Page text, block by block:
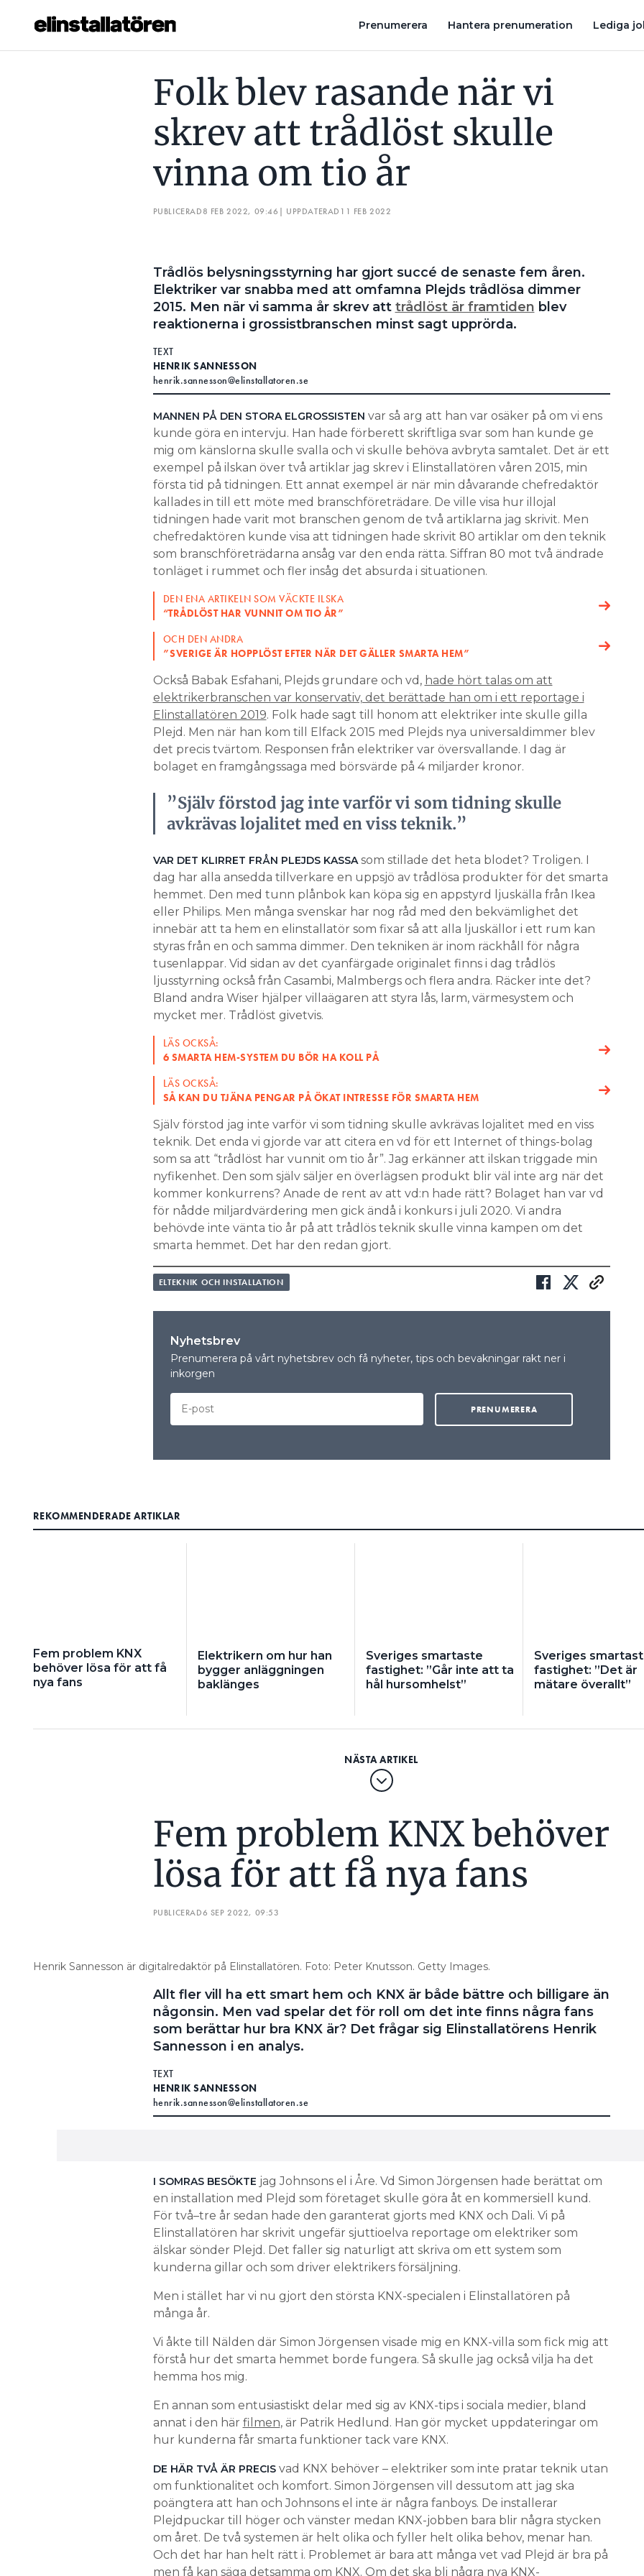
Prenumerera Hantera prenumeration Lediga
Hantera prenumeration
Folk blev rasande när vi
skrev att trådlöst skulle
vinna om tio år
PUBLICERAD8 FEB 2022, 09:46 | UPPDATERAD 11 FEB 2022
Trådlös belysningsstyrning har gjort succé de senaste fem åren.
Elektriker var snabba med att omfamna Plejds trådlösa dimmer
2015. Men när vi samma år skrev att trådlöst är framtiden blev
reaktionerna i grossistbranschen minst sagt upprörda.
TEXT
HENRIK SANNESSON
henrik.sannesson@elinstallatoren.se
MANNEN PÅ DEN STORA ELGROSSISTEN var så arg att han var osäker på om vi ens
kunde göra en intervju. Han hade förberett skriftliga svar som han kunde ge
mig om känslorna skulle svalla och vi skulle behöva avbryta samtalet. Det är ett
exempel på ilskan över två artiklar jag skrev i Elinstallatören våren 2015, min
första tid på tidningen. Ett annat exempel är när min dåvarande chefredaktör
kallades in till ett möte med branschföreträdare. De ville visa hur illojal
tidningen hade varit mot branschen genom de två artiklarna jag skrivit. Men
chefredaktören kunde visa att tidningen hade skrivit 80 artiklar om den teknik
som branschföreträdarna ansåg var den enda rätta. Siffran 80 mot två ändrade
tonläget i rummet och fler insåg det absurda i situationen.
DEN ENA ARTIKELN SOM VÄCKTE ILSKA
“TRÅDLÖST HAR VUNNIT OM TIO ÅR”
OCH DEN ANDRA
”SVERIGE ÄR HOPPLÖST EFTER NÄR DET GÄLLER SMARTA HEM”
Också Babak Esfahani, Plejds grundare och vd, hade hört talas om att
elektrikerbranschen var konservativ, det berättade han om i ett reportage i
Elinstallatören 2019. Folk hade sagt till honom att elektriker inte skulle gilla
Plejd. Men när han kom till Elfack 2015 med Plejds nya universaldimmer blev
det precis tvärtom. Responsen från elektriker var översvallande. I dag är
bolaget en framgångssaga med börsvärde på 4 miljarder kronor.
”Själv förstod jag inte varför vi som tidning skulle
avkrävas lojalitet med en viss teknik.”
VAR DET KLIRRET FRÅN PLEJDS KASSAsom stillade det heta blodet? Troligen. I
dag har alla ansedda tillverkare en uppsjö av trådlösa produkter för det smarta
hemmet. Den med tunn plånbok kan köpa sig en appstyrd ljuskälla från Ikea
eller Philips. Men många svenskar har nog råd med den bekvämlighet det
innebär att ta hem en elinstallatör som fixar så att alla ljuskällor i ett rum kan
styras från en och samma dimmer. Den tekniken är inom räckhåll för några
tusenlappar. Vid sidan av det cyanfärgade originalet finns i dag trådlös
ljusstyrning också från Casambi, Malmbergs och flera andra. Räcker inte det?
Bland andra Wiser hjälper villaägaren att styra lås, larm, värmesystem och
mycket mer. Trådlöst givetvis.
LÄS OCKSÅ:
6 SMARTA HEM-SYSTEM DU BÖR HA KOLL PÅ
LÄS OCKSÅ:
SÅ KAN DU TJÄNA PENGAR PÅ ÖKAT INTRESSE FÖR SMARTA HEM
Själv förstod jag inte varför vi som tidning skulle avkrävas lojalitet med en viss
teknik. Det enda vi gjorde var att citera en vd för ett Internet of things-bolag
som sa att “trådlöst har vunnit om tio år”. Jag erkänner att ilskan triggade min
nyfikenhet. Den som själv säljer en överlägsen produkt blir väl inte arg när det
kommer konkurrens? Anade de rent av att vd:n hade rätt? Bolaget han var vd
för nådde miljardvärdering men gick ändå i konkurs i juli 2020. Vi andra
behövde inte vänta tio år på att trådlös teknik skulle vinna kampen om det
smarta hemmet. Det har den redan gjort.
ELTEKNIK OCH INSTALLATION
Nyhetsbrev
Prenumerera på vårt nyhetsbrev och få nyheter, tips och bevakningar rakt ner i
inkorgen
REKOMMENDERADE ARTIKLAR
Fem problem KNX
behöver lösa för att få
nya fans
Elektrikern om hur han
bygger anläggningen
baklänges
Sveriges smartaste
fastighet: ”Går inte att ta
hål hursomhelst”
Sveriges
fastighet: ”Det är
mätare överallt”
Fem problem KNX behöver
lösa för att få nya fans
PUBLICERAD6 SEP 2022, 09:53
Henrik Sannesson är digitalredaktör på Elinstallatören. Foto: Peter Knutsson. Getty Images.
Allt fler vill ha ett smart hem och KNX är både bättre och billigare än
någonsin. Men vad spelar det för roll om det inte finns några fans
som berättar hur bra KNX är? Det frågar sig Elinstallatörens Henrik
Sannesson i en analys.
TEXT
HENRIK SANNESSON
henrik.sannesson@elinstallatoren.se
I SOMRAS BESÖKTE jag Johnsons el i Åre. Vd Simon Jörgensen hade berättat om
en installation med Plejd som företaget skulle göra åt en kommersiell kund.
För två–tre år sedan hade den garanterat gjorts med KNX och Dali. Vi på
Elinstallatören har skrivit ungefär sjuttioelva reportage om elektriker som
älskar sönder Plejd. Det faller sig naturligt att skriva om ett system som
kunderna gillar och som driver elektrikers försäljning.
Men i stället har vi nu gjort den största KNX-specialen i Elinstallatören på
många år.
Vi åkte till Nälden där Simon Jörgensen visade mig en KNX-villa som fick mig att
förstå hur det smarta hemmet borde fungera. Så skulle jag också vilja ha det
hemma hos mig.
En annan som entusiastiskt delar med sig av KNX-tips i sociala medier, bland
annat i den här filmen, är Patrik Hedlund. Han gör mycket uppdateringar om
hur kunderna får smarta funktioner tack vare KNX.
DE HÄR TVÅ ÄR PRECISvad KNX behöver – elektriker som inte pratar teknik utan
om funktionalitet och komfort. Simon Jörgensen vill dessutom att jag ska
poängtera att han och Johnsons el inte är några fanboys. De installerar
Plejdpuckar till höger och vänster medan KNX-jobben bara blir några stycken
om året. De två systemen är helt olika och fyller helt olika behov, menar han.
Och det har han helt rätt i. Problemet är bara att många vet vad Plejd är bra på
men få kan säga detsamma om KNX. Om det ska bli några nya KNX-
FOLK BLEV RASANDE NÄR VI SKREV ATT TRÅDLÖST SKULLE VINNA OM TIO ÅR FEM PROBLEM KNX BEHÖVER LÖSA FÖR ATT